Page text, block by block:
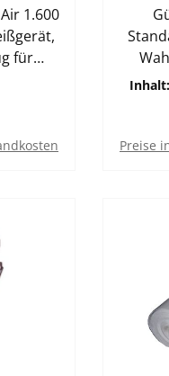
1.600
für
sich
sich
Gerät
Aus-
Inhalt:
Preise